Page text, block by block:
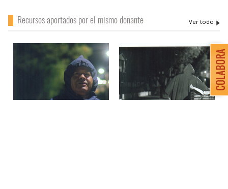
Recursos aportados por el mismo donante